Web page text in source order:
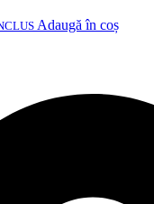
Adaugă în coș